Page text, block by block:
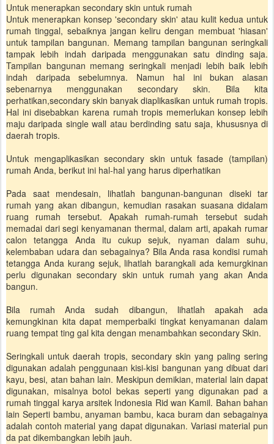
Untuk menerapkan secondary skin untuk rumah
Untuk menerapkan konsep 'secondary skin' atau kulit kedua untuk
rumah tinggal, sebaiknya jangan keliru dengan membuat 'hiasan'
untuk tampilan bangunan. Memang tampilan bangunan seringkali
tampak lebih indah daripada menggunakan satu dinding saja.
Tampilan bangunan memang seringkali menjadi lebih baik lebih
indah daripada sebelumnya. Namun hal ini bukan alasan
sebenarnya menggunakan secondary skin. Bila kita
perhatikan,secondary skin banyak diaplikasikan untuk rumah tropis.
Hal ini disebabkan karena rumah tropis memerlukan konsep lebih
maju daripada single wall atau berdinding satu saja, khususnya di
daerah tropis.
Untuk mengaplikasikan secondary skin untuk fasade (tampilan)
rumah Anda, berikut ini hal-hal yang harus diperhatikan
Pada saat mendesain, lihatlah bangunan-bangunan diseki tar
rumah yang akan dibangun, kemudian rasakan suasana didalam
ruang rumah tersebut. Apakah rumah-rumah tersebut sudah
memadai dari segi kenyamanan thermal, dalam arti, apakah rumar
calon tetangga Anda itu cukup sejuk, nyaman dalam suhu,
kelembaban udara dan sebagainya? Bila Anda rasa kondisi rumah
tetangga Anda kurang sejuk, lihatlah barangkali ada kemurgkinan
perlu digunakan secondary skin untuk rumah yang akan Anda
bangun.
Bila rumah Anda sudah dibangun, lihatlah apakah ada
kemungkinan kita dapat memperbaiki tingkat kenyamanan dalam
ruang tempat ting gal kita dengan menambahkan secondary Skin.
Seringkali untuk daerah tropis, secondary skin yang paling sering
digunakan adalah penggunaan kisi-kisi bangunan yang dibuat dari
kayu, besi, atan bahan lain. Meskipun demikian, material lain dapat
digunakan, misalnya botol bekas seperti yang digunakan pad a
rumah tinggal karya arsitek Indonesia Rid wan Kamil. Bahan bahan
lain Seperti bambu, anyaman bambu, kaca buram dan sebagainya
adalah contoh material yang dapat digunakan. Variasi material pun
da pat dikembangkan lebih jauh.